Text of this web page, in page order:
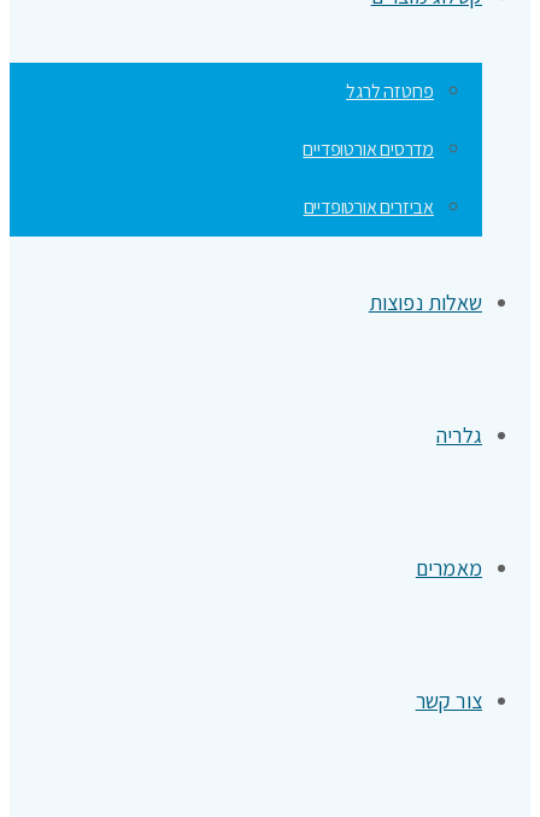
פרוטזה לרגל
מדרסים אורטופדיים
אביזרים אורטופדיים
שאלות נפוצות
גלריה
מאמרים
צור קשר